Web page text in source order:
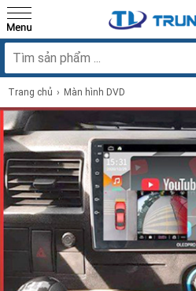
Trang chủ Màn hình DVD